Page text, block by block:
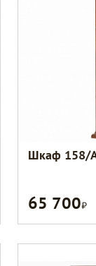
Шкаф 158/
65 700Р